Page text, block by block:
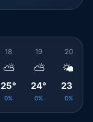
18
⛅
25°
0%
19
⛅
24°
0%
20
🌤️
23°
0%